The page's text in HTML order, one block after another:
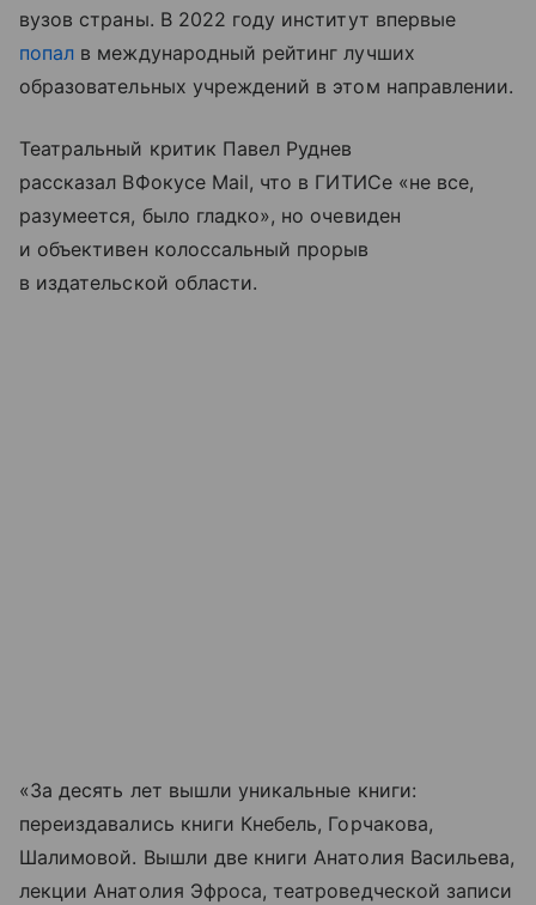
вузов страны. В 2022 году институт впервые
попал в международный рейтинг лучших
образовательных учреждений в этом направлении.
Театральный критик Павел Руднев
рассказал ВФокусе Mail, что в ГИТИСе «не все,
разумеется, было гладко», но очевиден
и объективен колоссальный прорыв
в издательской области.
«За десять лет вышли уникальные книги:
переиздавались книги Кнебель, Горчакова,
Шалимовой. Вышли две книги Анатолия Васильева,
лекции Анатолия Эфроса, театроведческой записи